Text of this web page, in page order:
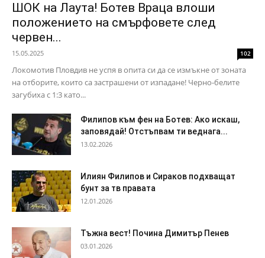
ШОК на Лаута! Ботев Враца влоши
положението на смърфовете след
червен...
15.05.2025 102
Локомотив Пловдив не успя в опита си да се измъкне от зоната
на отборите, които са застрашени от изпадане! Черно-белите
загубиха с 1:3 като...
Филипов към фен на Ботев: Ако искаш,
заповядай! Отстъпвам ти веднага...
13.02.2026
Илиян Филипов и Сираков подхващат
бунт за тв правата
12.01.2026
Тъжна вест! Почина Димитър Пенев
03.01.2026